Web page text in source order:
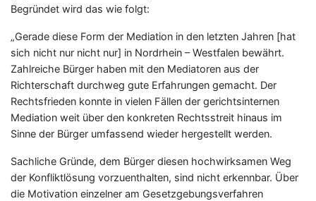
Begründet wird das wie folgt:
„Gerade diese Form der Mediation in den letzten Jahren [hat
sich nicht nur nicht nur] in Nordrhein – Westfalen bewährt.
Zahlreiche Bürger haben mit den Mediatoren aus der
Richterschaft durchweg gute Erfahrungen gemacht. Der
Rechtsfrieden konnte in vielen Fällen der gerichtsinternen
Mediation weit über den konkreten Rechtsstreit hinaus im
Sinne der Bürger umfassend wieder hergestellt werden.
Sachliche Gründe, dem Bürger diesen hochwirksamen Weg
der Konfliktlösung vorzuenthalten, sind nicht erkennbar. Über
die Motivation einzelner am Gesetzgebungsverfahren